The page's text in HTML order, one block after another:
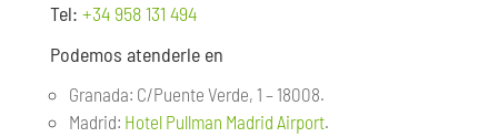
Tel: +34 958 131 494
Podemos atenderle en
Granada: C/Puente Verde, 1 – 18008.
Madrid: Hotel Pullman Madrid Airport.